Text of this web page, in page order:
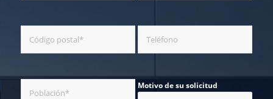
Motivo de su solicitud